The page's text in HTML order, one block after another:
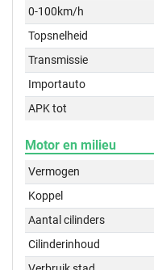
0-100km/h
Topsnelheid
Transmissie
Importauto
APK tot
Motor en milieu
Vermogen
Koppel
Aantal cilinders
Cilinderinhoud